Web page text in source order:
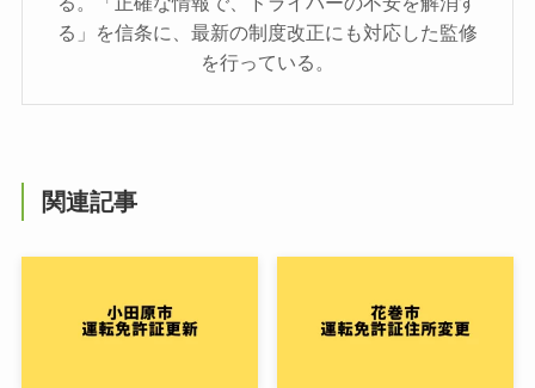
る」を信条に、最新の制度改正にも対応した監修
を行っている。
関連記事